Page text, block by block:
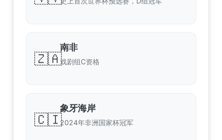
🇿🇦
南非
戏剧组C资格
🇨🇮
象牙海岸
2024年非洲国家杯冠军